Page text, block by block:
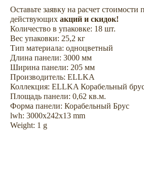
Оставьте заявку на расчет стоимости
действующих акций и скидок!
Количество в упаковке: 18 шт.
Вес упаковки: 25,2 кг
Тип материала: одноцветный
Длина панели: 3000 мм
Ширина панели: 205 мм
Производитель: ELLKA
Коллекция: ELLKA Ко­ра­бель­ный
Площадь панели: 0,62 кв.м.
Форма панели: Корабельный Брус
lwh: 3000x242x13 mm
Weight: 1 g